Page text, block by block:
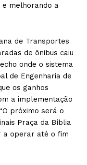
melhorando a
de Transportes
de ônibus caiu
onde o sistema
de Engenharia de
os ganhos
a implementação
próximo será o
Praça da Bíblia
a operar até o fim